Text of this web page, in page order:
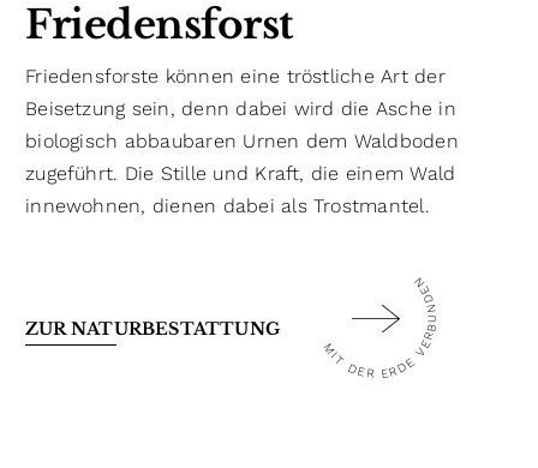
Friedensforst
Friedensforste können eine tröstliche Art der
Beisetzung sein, denn dabei wird die Asche in
biologisch abbaubaren Urnen dem Waldboden
zugeführt. Die Stille und Kraft, die einem Wald
innewohnen, dienen dabei als Trostmantel.
ZUR NATURBESTATTUNG MIT DER ERDE VERBUNDEN